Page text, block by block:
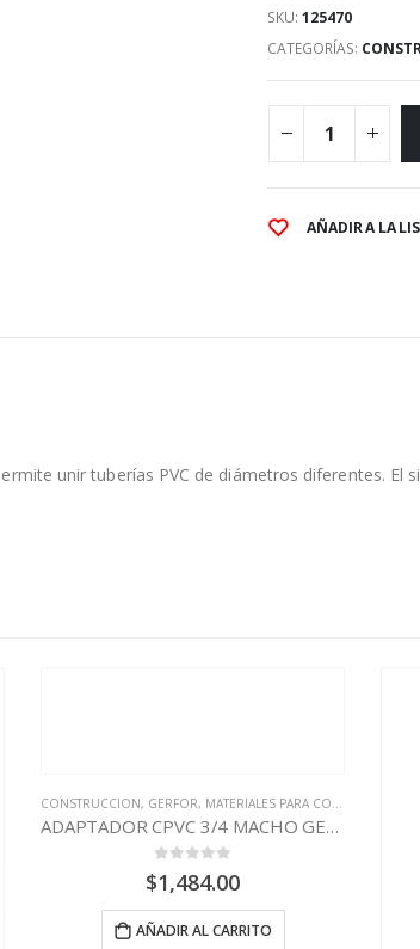
SKU: 125470
CATEGORÍAS:
AÑADIR A LA
unir tuberías PVC de diámetros diferentes.
CONSTRUCCION,GERFOR,MATERIALES PARA CONSTRUCCION
ADAPTADOR CPVC 3/4 MACHO GERFOR
out of 5
1,484.00
AÑADIR AL CARRITO